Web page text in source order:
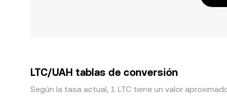
LTC/UAH tablas de conversión
Según la tasa actual, 1 LTC tiene un valor